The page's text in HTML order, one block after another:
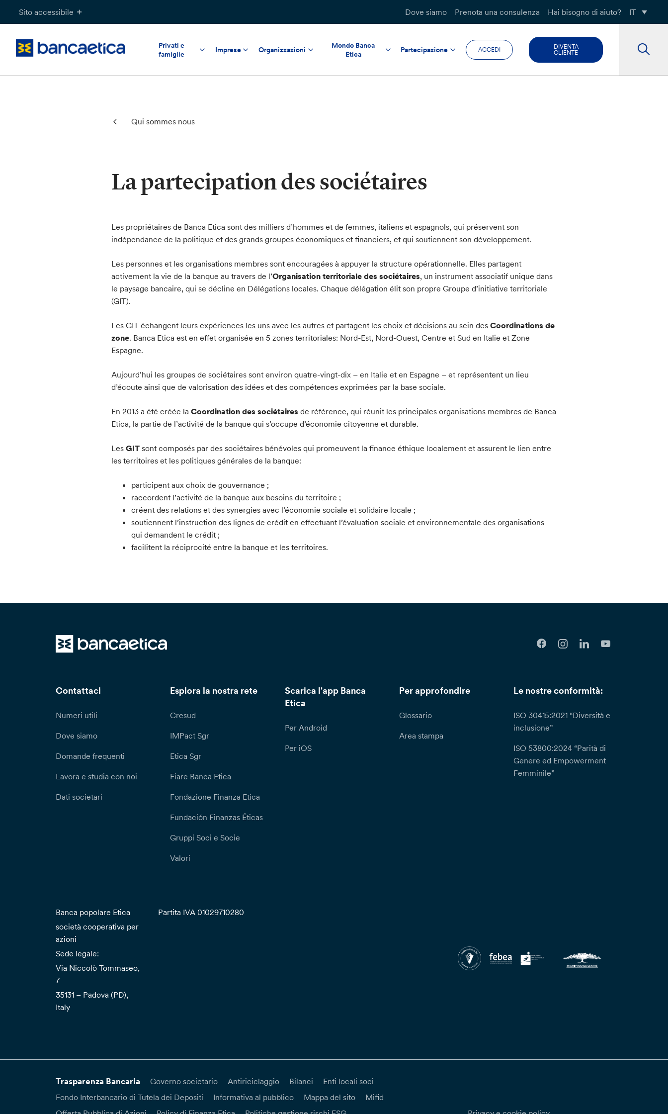
Sito accessibile Dove siamo Prenota una consulenza Hai bisogno di aiuto? IT
Privati e
famiglie
Imprese Organizzazioni
Mondo Banca
Etica
Partecipazione ACCEDI
DIVENTA
CLIENTE
Qui sommes nous
La partecipation des sociétaires
Les propriétaires de Banca Etica sont des milliers d’hommes et de femmes, italiens et espagnols, qui préservent son
indépendance de la politique et des grands groupes économiques et financiers, et qui soutiennent son développement.
Les personnes et les organisations membres sont encouragées à appuyer la structure opérationnelle. Elles partagent
activement la vie de la banque au travers de l’Organisation territoriale des sociétaires, un instrument associatif unique dans
le paysage bancaire, qui se décline en Délégations locales. Chaque délégation élit son propre Groupe d’initiative territoriale
(GIT).
Les GIT échangent leurs expériences les uns avec les autres et partagent les choix et décisions au sein desCoordinations de
zone. Banca Etica est en effet organisée en 5 zones territoriales: Nord-Est, Nord-Ouest, Centre et Sud en Italie et Zone
Espagne.
Aujourd’hui les groupes de sociétaires sont environ quatre-vingt-dix – en Italie et en Espagne – et représentent un lieu
d’écoute ainsi que de valorisation des idées et des compétences exprimées par la base sociale.
En 2013 a été créée laCoordination des sociétaires de référence, qui réunit les principales organisations membres de Banca
Etica, la partie de l’activité de la banque qui s’occupe d’économie citoyenne et durable.
LesGIT sont composés par des sociétaires bénévoles qui promeuvent la finance éthique localement et assurent le lien entre
les territoires et les politiques générales de la banque:
participent aux choix de gouvernance ;
raccordent l’activité de la banque aux besoins du territoire ;
créent des relations et des synergies avec l’économie sociale et solidaire locale ;
soutiennent l’instruction des lignes de crédit en effectuant l’évaluation sociale et environnementale des organisations
qui demandent le crédit ;
facilitent la réciprocité entre la banque et les territoires.
Contattaci
Numeri utili
Dove siamo
Domande frequenti
Lavora e studia con noi
Dati societari
Esplora la nostra rete
Cresud
IMPact Sgr
Etica Sgr
Fiare Banca Etica
Fondazione Finanza Etica
Fundación Finanzas Éticas
Gruppi Soci e Socie
Valori
Scarica l'app Banca
Etica
Per Android
Per iOS
Per approfondire
Glossario
Area stampa
Le nostre conformità:
ISO 30415:2021 “Diversità e
inclusione”
ISO 53800:2024 “Parità di
Genere ed Empowerment
Femminile”
Banca popolare Etica
società cooperativa per
azioni
Sede legale:
Via Niccolò Tommaseo,
7
35131 – Padova (PD),
Italy
Partita IVA 01029710280
Trasparenza Bancaria Governo societario Antiriciclaggio Bilanci
Enti locali soci
Fondo Interbancario di Tutela dei Depositi
Informativa al pubblico Mappa del sito
Mifid